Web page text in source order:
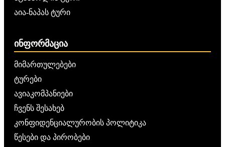
აია-ნაპას ტური
ᲘᲜᲤᲝᲠᲛᲐᲪᲘᲐ
მიმართულებები
ტურები
ავიაკომპანიები
ჩვენს შესახებ
კონფიდენციალურობის პოლიტიკა
წესები და პირობები